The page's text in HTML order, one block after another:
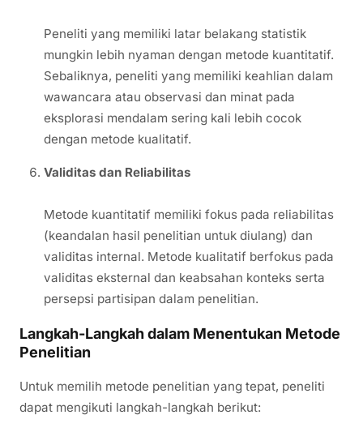
Peneliti yang memiliki latar belakang statistik
mungkin lebih nyaman dengan metode kuantitatif.
Sebaliknya, peneliti yang memiliki keahlian dalam
wawancara atau observasi dan minat pada
eksplorasi mendalam sering kali lebih cocok
dengan metode kualitatif.
Validitas dan Reliabilitas
Metode kuantitatif memiliki fokus pada reliabilitas
(keandalan hasil penelitian untuk diulang) dan
validitas internal. Metode kualitatif berfokus pada
validitas eksternal dan keabsahan konteks serta
persepsi partisipan dalam penelitian.
Langkah-Langkah dalam Menentukan Metode
Penelitian
Untuk memilih metode penelitian yang tepat, peneliti
dapat mengikuti langkah-langkah berikut: